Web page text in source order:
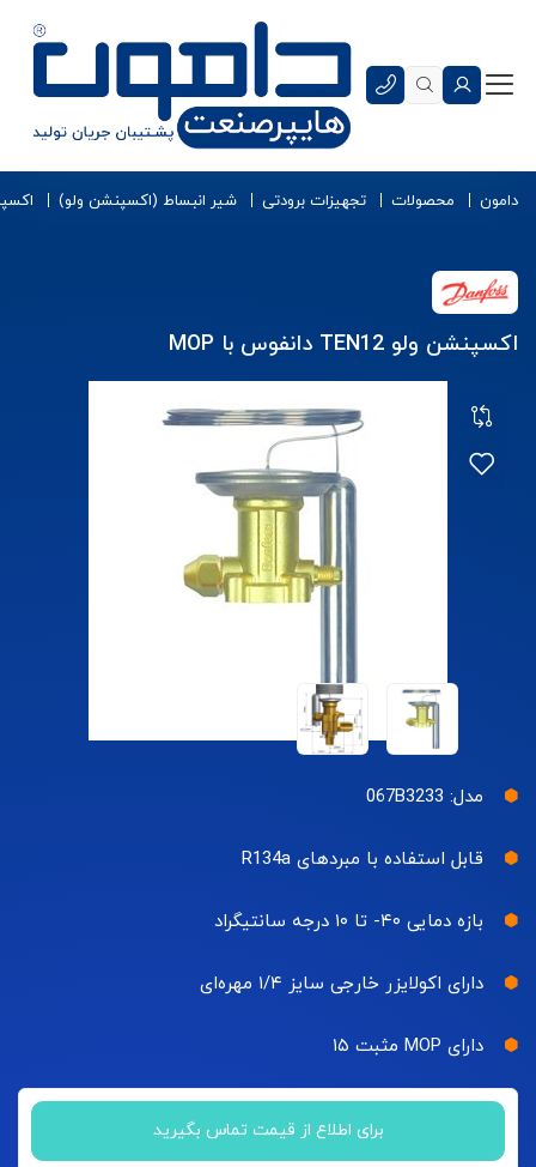
دامون محصولات تجهیزات برودتی شیر انبساط (اکسپنشن ولو)
اکسپنشن ولو TEN12 دانفوس با MOP
مدل: 067B3233
قابل استفاده با مبردهای R134a
بازه دمایی ۴۰- تا ۱۰ درجه سانتیگراد
دارای اکولایزر خارجی سایز ۱/۴ مهره‌ای
دارای MOP مثبت ۱۵
برای اطلاع از قیمت تماس بگیرید